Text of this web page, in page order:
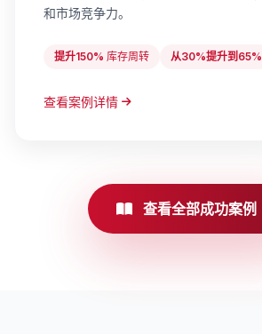
和市场竞争力。
提升150% 库存周转 从30%提升到65%
查看案例详情
查看全部成功案例